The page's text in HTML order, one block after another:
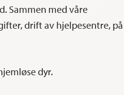
Sammen med våre
drift av hjelpesentre,
dyr.